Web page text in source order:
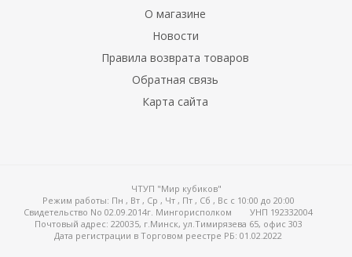
О магазине
Новости
Правила возврата товаров
Обратная связь
Карта сайта
ЧТУП "Мир кубиков"
Режим работы: Пн , Вт , Ср , Чт , Пт , Сб , Вс c 10:00 до 20:00
Свидетельство No 02.09.2014г. Мингорисполком
УНП 192332004
Почтовый адрес: 220035, г.Минск, ул.Тимирязева 65, офис 303
Дата регистрации в Торговом реестре РБ: 01.02.2022